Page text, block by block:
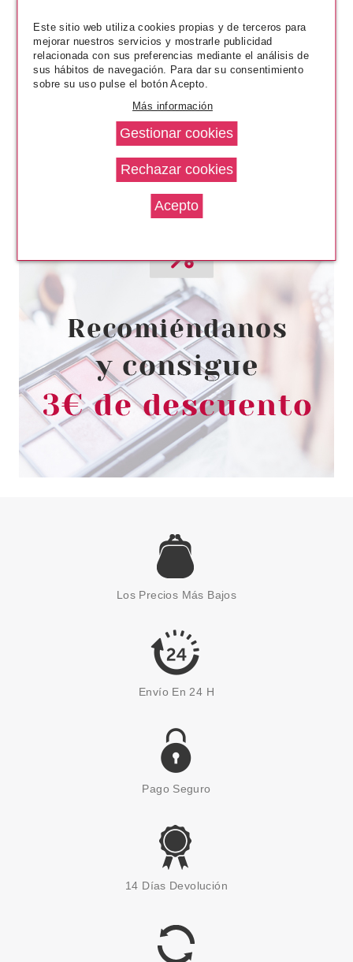
ESSENCE BRILLO DE LABIOS
JUICY BOMB 103 PROUD
PAPAYA
-14%
desde
1.45€
ESSENCE
ESSENCE BARRA DE LABIOS
SATINADA SATIN GLOW 03
ROSE AND SHINE 3.50 GR
3.10€
ESSENCE
MINI SHEER 04 I AM CHARMING
2.65€
Los Precios Más Bajos
Envío En 24 H
Pago Seguro
14 Días Devolución
Este sitio web utiliza cookies propias y de terceros para
mejorar nuestros servicios y mostrarle publicidad
relacionada con sus preferencias mediante el análisis de
sus hábitos de navegación. Para dar su consentimiento
sobre su uso pulse el botón Acepto.
Más información